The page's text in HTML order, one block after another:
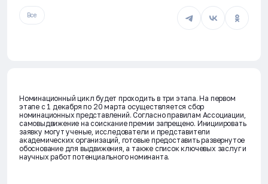
Все
Номинационный цикл будет проходить в три этапа. На первом
этапе с 1 декабря по 20 марта осуществляется сбор
номинационных представлений. Согласно правилам Ассоциации,
самовыдвижение на соискание премии запрещено. Инициировать
заявку могут ученые, исследователи и представители
академических организаций, готовые предоставить развернутое
обоснование для выдвижения, а также список ключевых заслуг и
научных работ потенциального номинанта.